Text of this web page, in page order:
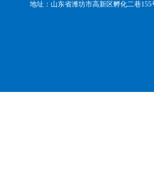
地址：山东省潍坊市高新区孵化二巷